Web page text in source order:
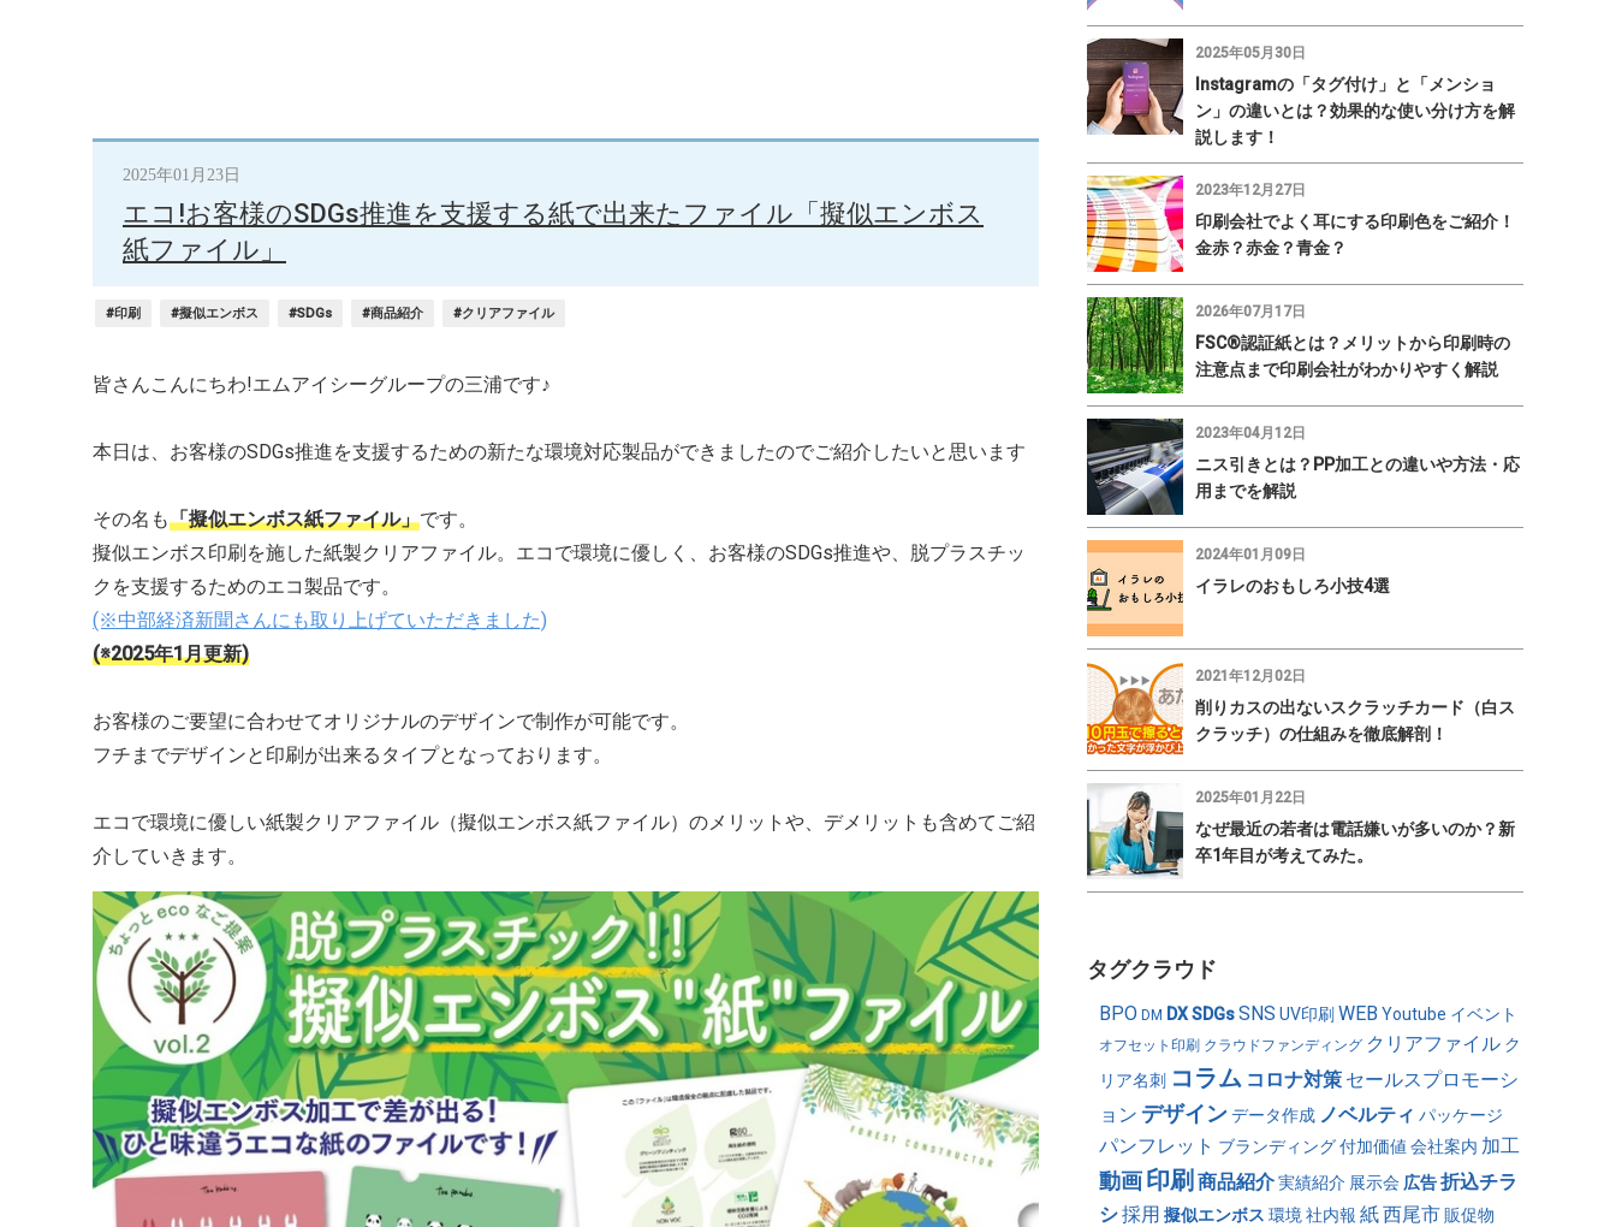
2025年01月23日
エコ!お客様のSDGs推進を支援する紙で出来たファイル「擬似エンボス
紙ファイル」
#印刷 #擬似エンボス #SDGs #商品紹介 #クリアファイル
皆さんこんにちわ!エムアイシーグループの三浦です♪
本日は、お客様のSDGs推進を支援するための新たな環境対応製品ができましたのでご紹介したいと思います
その名も「擬似エンボス紙ファイル」です。
擬似エンボス印刷を施した紙製クリアファイル。エコで環境に優しく、お客様のSDGs推進や、脱プラスチッ
クを支援するためのエコ製品です。
(※中部経済新聞さんにも取り上げていただきました)
(※2025年1月更新)
お客様のご要望に合わせてオリジナルのデザインで制作が可能です。
フチまでデザインと印刷が出来るタイプとなっております。
エコで環境に優しい紙製クリアファイル（擬似エンボス紙ファイル）のメリットや、デメリットも含めてご紹
介していきます。
2025年05月30日
Instagramの「タグ付け」と「メンショ
ン」の違いとは？効果的な使い分け方を解
説します！
2023年12月27日
印刷会社でよく耳にする印刷色をご紹介！
金赤？赤金？青金？
2026年07月17日
FSC®認証紙とは？メリットから印刷時の
注意点まで印刷会社がわかりやすく解説
2023年04月12日
ニス引きとは？PP加工との違いや方法・応
用までを解説
2024年01月09日
イラレのおもしろ小技4選
2021年12月02日
削りカスの出ないスクラッチカード（白ス
クラッチ）の仕組みを徹底解剖！
2025年01月22日
なぜ最近の若者は電話嫌いが多いのか？新
卒1年目が考えてみた。
タグクラウド
BPO DM DX SDGs SNS UV印刷 WEB Youtube イベント
オフセット印刷 クラウドファンディング クリアファイル ク
リア名刺 コラム コロナ対策 セールスプロモーシ
ョン デザイン データ作成 ノベルティ パッケージ
パンフレット ブランディング 付加価値 会社案内 加工
動画 印刷 商品紹介 実績紹介 展示会 広告 折込チラ
シ採用 擬似エンボス 環境 社内報 紙西尾市 販促物